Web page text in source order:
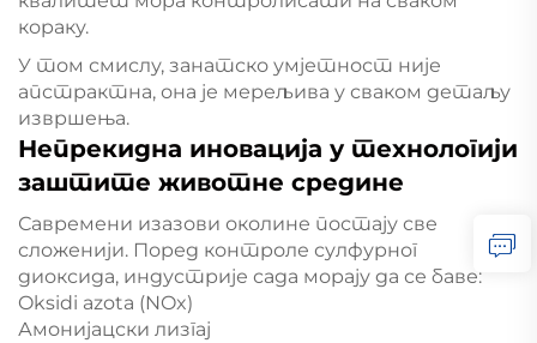
кораку.
У том смислу, занатско умјетност није
апстрактна, она је мерељива у сваком детаљу
извршења.
Непрекидна иновација у технологији
заштите животне средине
Савремени изазови околине постају све
сложенији. Поред контроле сулфурног
диоксида, индустрије сада морају да се баве:
Oksidi azota (NOx)
Амонијацски лизгај